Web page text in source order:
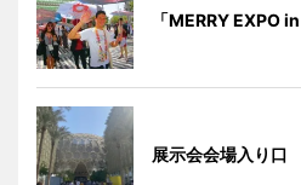
「MERRY EXPO
展示会会場入り口